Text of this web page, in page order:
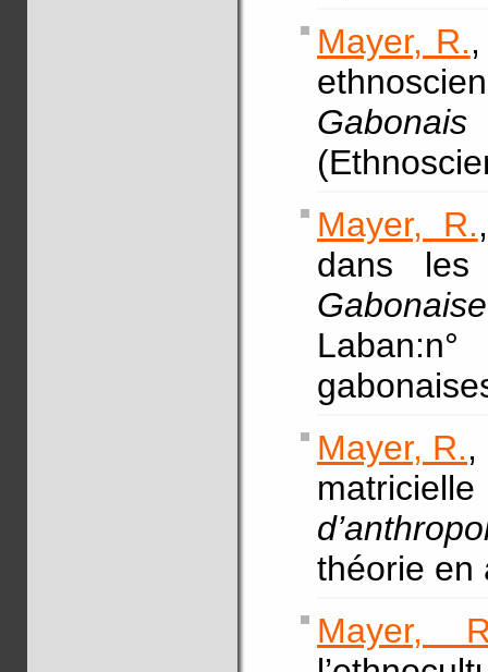
Mayer, R.
Gabonais
Mayer, R.
dans les
Mayer, R.,
théorie en
Mayer,